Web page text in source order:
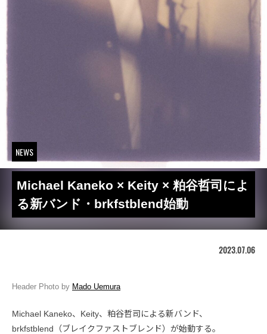
NEWS
Michael Kaneko × Keity × 粕谷哲司によ
る新バンド・brkfstblend始動
2023.07.06
Header Photo by Mado Uemura
Michael Kaneko、Keity、粕谷哲司による新バンド、
brkfstblend（ブレイクファストブレンド）が始動する。